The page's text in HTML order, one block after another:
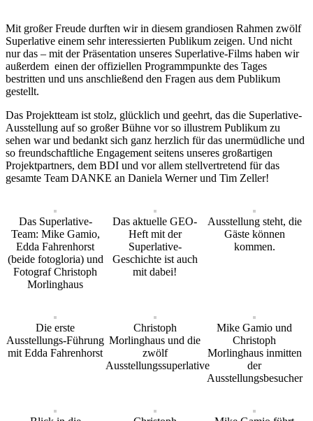
Mit großer Freude durften wir in diesem grandiosen Rahmen zwölf
Superlative einem sehr interessierten Publikum zeigen. Und nicht
nur das – mit der Präsentation unseres Superlative-Films haben wir
außerdem einen der offiziellen Programmpunkte des Tages
bestritten und uns anschließend den Fragen aus dem Publikum
gestellt.
Das Projektteam ist stolz, glücklich und geehrt, das die Superlative-
Ausstellung auf so großer Bühne vor so illustrem Publikum zu
sehen war und bedankt sich ganz herzlich für das unermüdliche und
so freundschaftliche Engagement seitens unseres großartigen
Projektpartners, dem BDI und vor allem stellvertretend für das
gesamte Team DANKE an Daniela Werner und Tim Zeller!
Das Superlative-
Team: Mike Gamio,
Edda Fahrenhorst
(beide fotogloria) und
Fotograf Christoph
Morlinghaus
Das aktuelle GEO-
Heft mit der
Superlative-
Geschichte ist auch
mit dabei!
Ausstellung steht, die
Gäste können
kommen.
Die erste
Ausstellungs-Führung
mit Edda Fahrenhorst
Christoph
Morlinghaus und die
zwölf
Ausstellungssuperlative
Mike Gamio und
Christoph
Morlinghaus inmitten
der
Ausstellungsbesucher